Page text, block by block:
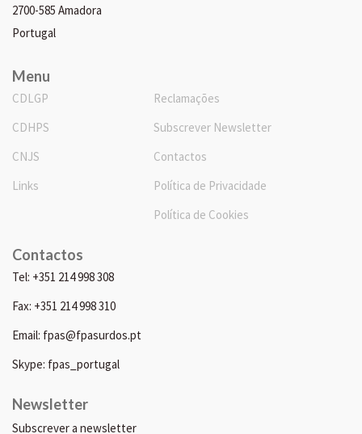
2700-585 Amadora
Portugal
Menu
CDLGP
CDHPS
CNJS
Links
Reclamações
Subscrever Newsletter
Contactos
Política de Privacidade
Política de Cookies
Contactos
Tel: +351 214 998 308
Fax: +351 214 998 310
Email: fpas@fpasurdos.pt
Skype: fpas_portugal
Newsletter
Subscrever a newsletter